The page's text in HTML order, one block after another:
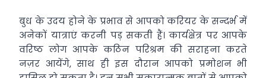
बुध के उदय होने के प्रभाव से आपको करियर के सन्दर्भ में
अनेकों यात्राएं करनी पड़ सकती हैं। कार्यक्षेत्र पर आपके
वरिष्ठ लोग आपके कठिन परिश्रम की सराहना करते
नज़र आयेंगे, साथ ही इस दौरान आपको प्रमोशन भी